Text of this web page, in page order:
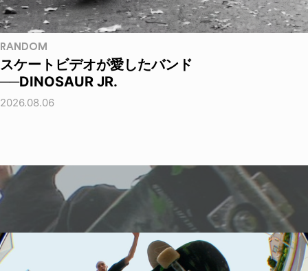
RANDOM
スケートビデオが愛したバンド
──DINOSAUR JR.
2026.08.06